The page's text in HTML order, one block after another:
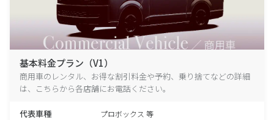
基本料金プラン（V1）
商用車のレンタル、お得な割引料金や予約、乗り捨てなどの詳細
は、こちらから各店舗にお電話ください。
代表車種 プロボックス 等